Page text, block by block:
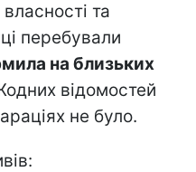
та
перебували
на близьких
відомостей
не було.